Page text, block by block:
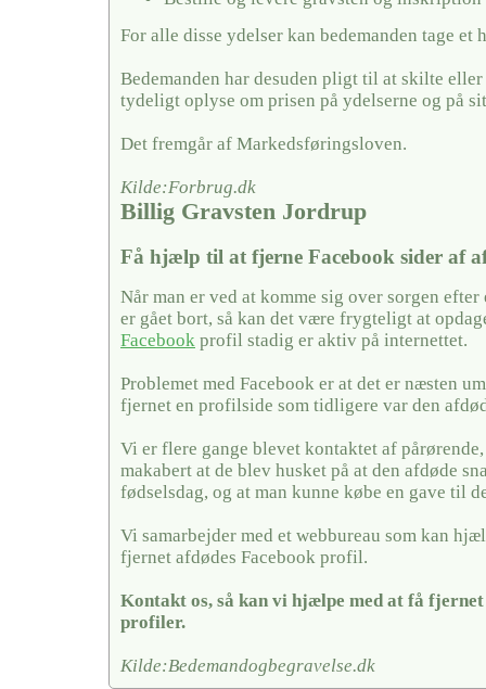
For alle disse ydelser kan bedemanden tage et
Bedemanden har desuden pligt til at skilte eller
tydeligt oplyse om prisen på ydelserne og på
Det fremgår af Markedsføringsloven.
Kilde:Forbrug.dk
Billig Gravsten Jordrup
Få hjælp til at fjerne Facebook sider af
Når man er ved at komme sig over sorgen
er gået bort, så kan det være frygteligt at
Facebook profil stadig er aktiv på internettet.
Problemet med Facebook er at det er næsten
fjernet en profilside som tidligere var den
Vi er flere gange blevet kontaktet af
makabert at de blev husket på at den afdøde
fødselsdag, og at man kunne købe en gave til
Vi samarbejder med et webbureau som kan
fjernet afdødes Facebook profil.
Kontakt os, så kan vi hjælpe med at få fjernet
profiler.
Kilde:Bedemandogbegravelse.dk